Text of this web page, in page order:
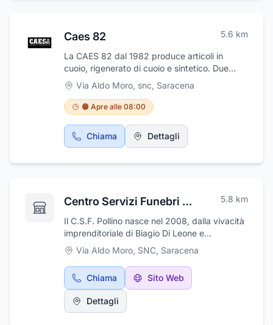
Caes 82 5.6 km
La CAES 82 dal 1982 produce articoli in
cuoio, rigenerato di cuoio e sintetico. Due
sono i settori di produzione. CAES 82 è tra le
pochissime attività manifatturiere d'Italia
specializzata nella produzione di articoli
tecnici in cuoio. Da anni fornitori dell' ENEL e
di tante aziende fornitori di borse, borselli ed
articoli tecnici per elettricisti. Ma CAES 82 è
auto. Portachiavi personalizzati e
utilizzando materia prima italiana. I nostri
made in Italy, anzi, a noi piace dire, made in
Calabria! Siamo distributori di tutti gli articoli
riguardanti l'auto: adesivi, portatarga, dischi
caratteristiche artigianali. Ciò ci permette di
poter soddisfare il piccolo ordine del piccolo
rivenditore agli ordini consistenti dei grandi
gruppi di concessionarie auto d'Italia. Quando
Via Aldo Moro, snc, Saracena
🟠 Apre alle 08:00
Chiama Dettagli
Centro Servizi Funebri Csf Pollino 5.8 km
Il C.S.F. Pollino nasce nel 2008, dalla vivacità
imprenditoriale di Biagio Di Leone e
dall’esperienza nel campo di Di Pace
Vincenzo.Lo scopo del Centro Servizi e quello
di supportare ed affiancare l’impresario
Funebre nella propria attività garantendogli
puntualità, serietà ed assistenza 24 su 24 con
un servizio a 360 gradi.Per la prima volta in
Via Aldo Moro, SNC, Saracena
Chiama Sito Web
Dettagli